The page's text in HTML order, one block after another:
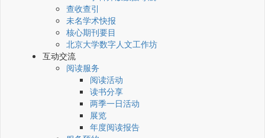
查收查引
未名学术快报
核心期刊要目
北京大学数字人文工作坊
互动交流
阅读服务
阅读活动
读书分享
两季一日活动
展览
年度阅读报告